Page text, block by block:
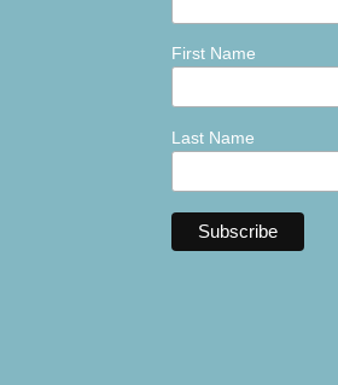
First Name
Last Name